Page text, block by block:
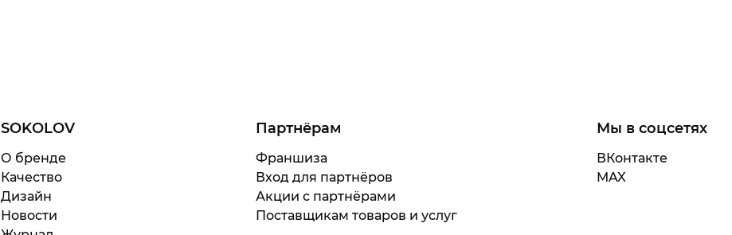
SOKOLOV
О бренде
Качество
Дизайн
Новости
Партнёрам
Франшиза
Вход для партнёров
Акции с партнёрами
Поставщикам товаров и услуг
Мы в соцсетях
ВКонтакте
MAX